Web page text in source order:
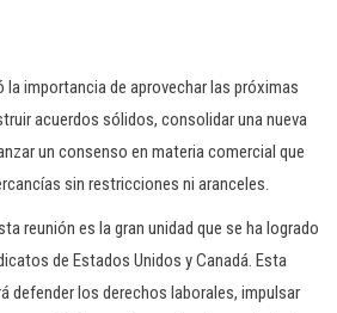
la importancia de aprovechar las próximas
acuerdos sólidos, consolidar una nueva
un consenso en materia comercial que
sin restricciones ni aranceles.
reunión es la gran unidad que se ha logrado
de Estados Unidos y Canadá. Esta
defender los derechos laborales, impulsar